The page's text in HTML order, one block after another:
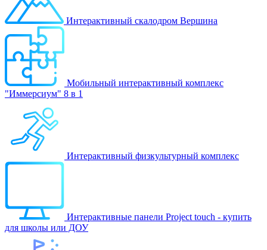
Интерактивный скалодром Вершина
Мобильный интерактивный комплекс
"Иммерсиум" 8 в 1
Интерактивный физкультурный комплекс
Интерактивные панели Project touch - купить
для школы или ДОУ